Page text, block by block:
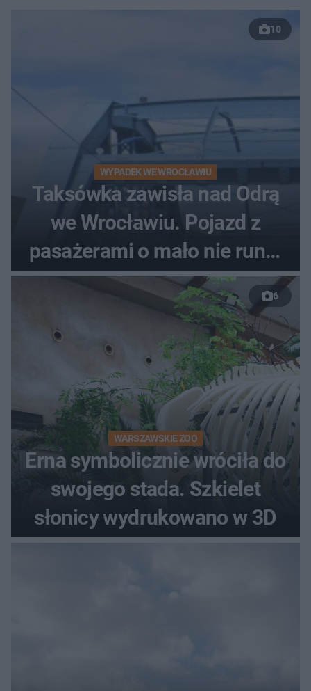
10
WYPADEK WE WROCŁAWIU
Taksówka zawisła nad Odrą
we Wrocławiu. Pojazd z
pasażerami o mało nie runął
do rzeki
6
WARSZAWSKIE ZOO
Erna symbolicznie wróciła do
swojego stada. Szkielet
słonicy wydrukowano w 3D